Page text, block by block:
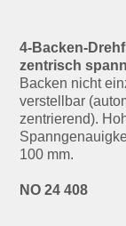
4-Backen-
zentrisch
Backen nicht
verstellbar
zentrierend).
100 mm.
NO 24 408